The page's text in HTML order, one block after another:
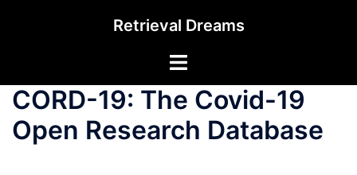
Retrieval Dreams
Menü
CORD-19: The Covid-19
Open Research Database